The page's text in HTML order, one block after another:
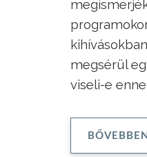
megsérül
viseli-e